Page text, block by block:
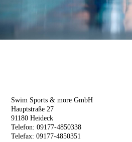
Swim Sports & more GmbH
Hauptstraße 27
91180 Heideck
Telefon: 09177-4850338
Telefax: 09177-4850351